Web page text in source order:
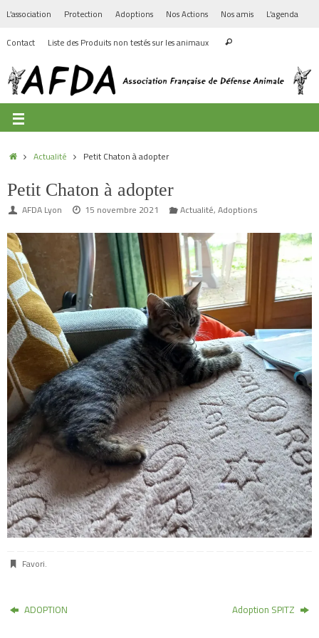
L’association Protection Adoptions Nos Actions Nos amis L’agenda
Contact Liste des Produits non testés sur les animaux
Actualité Petit Chaton à adopter
Petit Chaton à adopter
AFDA Lyon 15 novembre 2021 Actualité, Adoptions
Favori.
ADOPTION Adoption SPITZ